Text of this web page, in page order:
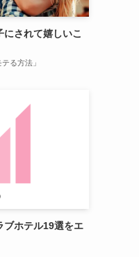
されて嬉しいこ
る方法」
ブホテル19選をエ